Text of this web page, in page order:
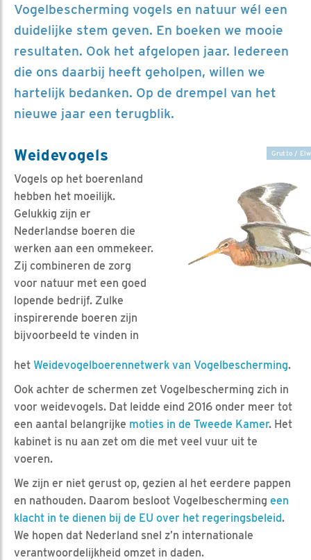
Vogelbescherming vogels en natuur wél een
duidelijke stem geven. En boeken we mooie
resultaten. Ook het afgelopen jaar. Iedereen
die ons daarbij heeft geholpen, willen we
hartelijk bedanken. Op de drempel van het
nieuwe jaar een terugblik.
Grutto /
Weidevogels
Vogels op het boerenland
hebben het moeilijk.
Gelukkig zijn er
Nederlandse boeren die
werken aan een ommekeer.
Zij combineren de zorg
voor natuur met een goed
lopende bedrijf. Zulke
inspirerende boeren zijn
bijvoorbeeld te vinden in
het Weidevogelboerennetwerk van Vogelbescherming.
Ook achter de schermen zet Vogelbescherming zich in
voor weidevogels. Dat leidde eind 2016 onder meer tot
een aantal belangrijke moties in de Tweede Kamer. Het
kabinet is nu aan zet om die met veel vuur uit te
voeren.
We zijn er niet gerust op, gezien al het eerdere pappen
en nathouden. Daarom besloot Vogelbescherming een
klacht in te dienen bij de EU over het regeringsbeleid.
We hopen dat Nederland snel z’n internationale
verantwoordelijkheid omzet in daden.